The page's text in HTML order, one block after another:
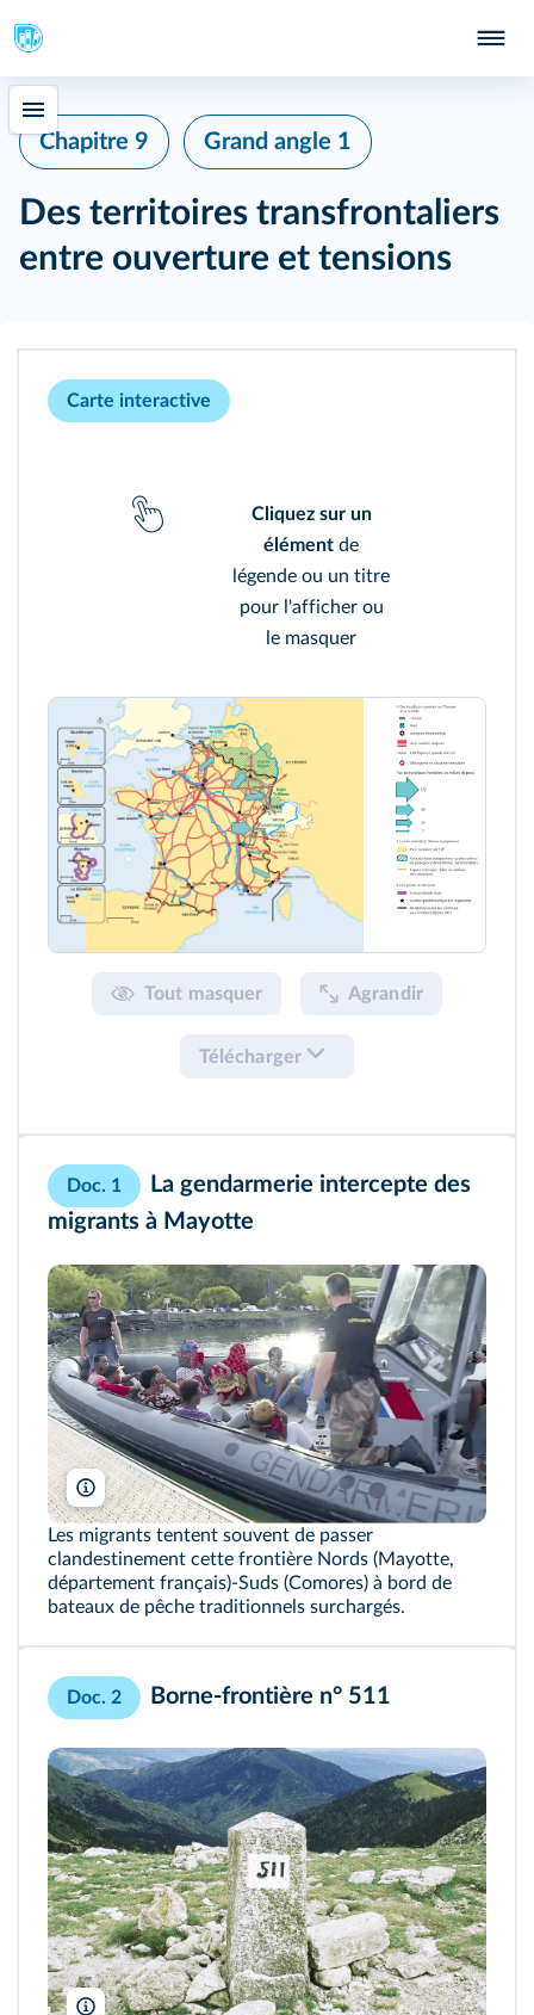
Chapitre 9 Grand angle 1
Des territoires transfrontaliers
entre ouverture et tensions
Carte interactive
Cliquez sur un
élément de
légende ou un titre
pour l'afficher ou
le masquer
Tout masquer Agrandir
Télécharger
Doc. 1
La gendarmerie intercepte des
migrants à Mayotte
Francis Curta/Emmanuel Dinh/AFPTV/AFP
Les migrants tentent souvent de passer
clandestinement cette frontière Nords (Mayotte,
département français)‑Suds (Comores) à bord de
bateaux de pêche traditionnels surchargés.
Doc. 2 Borne-frontière n° 511
Kimdime69/Wikimedia